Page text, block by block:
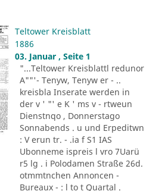
Teltower Kreisblatt
1886
03. Januar , Seite 1
"...Teltower Kreisblattl redunor
A""'- Tenyw, Tenyw er - ..
kreisbla Inserate werden in
der v ' "' e K ' ms v - rtweun
Dienstnqo , Donnerstago
Sonnabends . u und Erpeditwn
: V erun tr. - .ia f S1 IAS
Ubonneme ispreis l vro 7Uarü
r5 lg . i Polodamen Straße 26d.
otmmtnchen Annoncen -
Bureaux - : l to t Quartal .